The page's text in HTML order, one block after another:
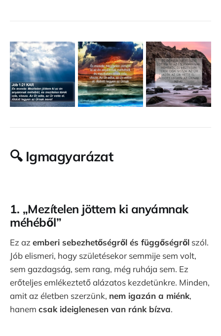
🔍 Igmagyarázat
1. „Mezítelen jöttem ki anyámnak
méhéből”
Ez az emberi sebezhetőségről és függőségről szól.
Jób elismeri, hogy születésekor semmije sem volt,
sem gazdagság, sem rang, még ruhája sem. Ez
erőteljes emlékeztető alázatos kezdetünkre. Minden,
amit az életben szerzünk, nem igazán a miénk,
hanem csak ideiglenesen van ránk bízva.